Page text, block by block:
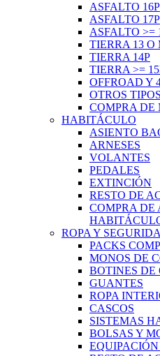
ASFALTO 16P
ASFALTO 17P
ASFALTO >=
TIERRA 13 O
TIERRA 14P
TIERRA >=
OFFROAD Y
OTROS
COMPRA DE
HABITÁCULO
ASIENTO
ARNESES
VOLANTES
PEDALES
EXTINCIÓN
RESTO DE
COMPRA DE
ROPA Y
PACKS
MONOS DE
BOTINES DE
GUANTES
ROPA
CASCOS
SISTEMAS
BOLSAS Y